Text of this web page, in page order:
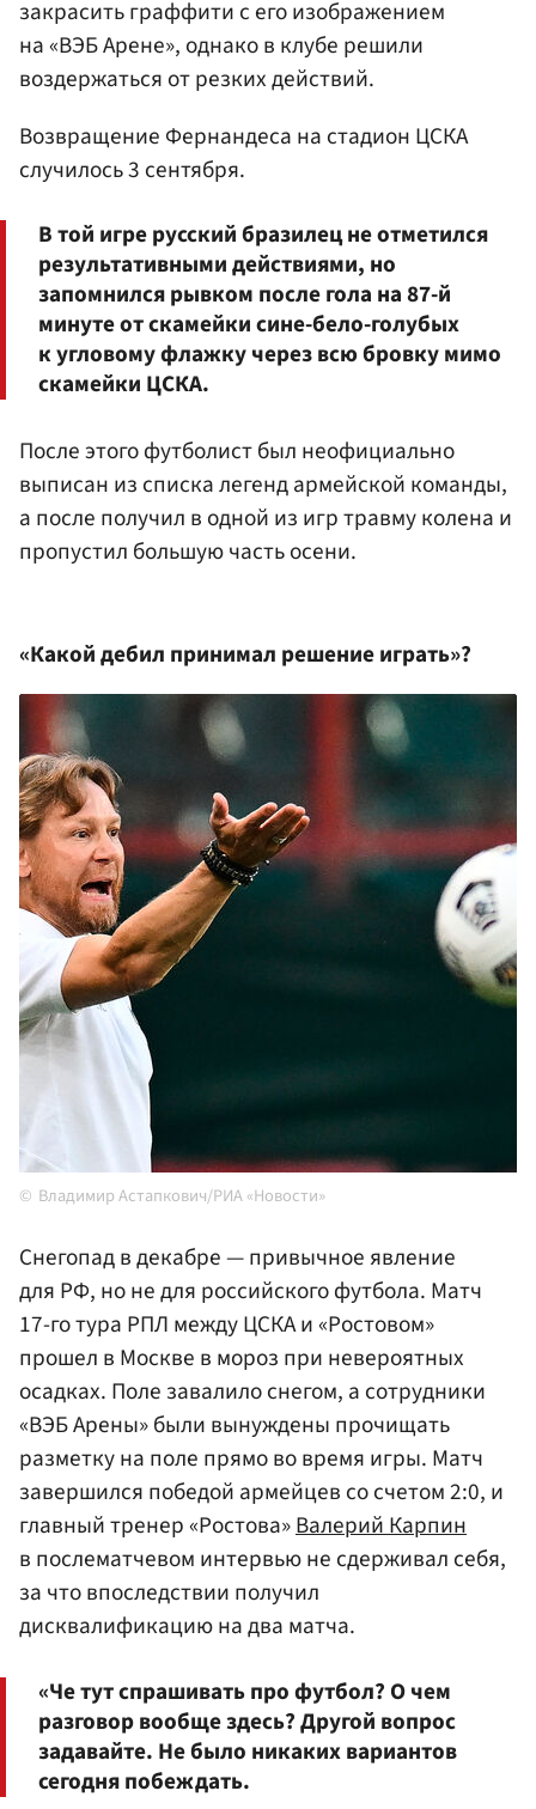
закрасить граффити с его изображением
на «ВЭБ Арене», однако в клубе решили
воздержаться от резких действий.
Возвращение Фернандеса на стадион ЦСКА
случилось 3 сентября.
В той игре русский бразилец не отметился
результативными действиями, но
запомнился рывком после гола на 87-й
минуте от скамейки сине-бело-голубых
к угловому флажку через всю бровку мимо
скамейки ЦСКА.
После этого футболист был неофициально
выписан из списка легенд армейской команды,
а после получил в одной из игр травму колена и
пропустил большую часть осени.
«Какой дебил принимал решение играть»?
Владимир Астапкович/РИА «Новости»
Снегопад в декабре — привычное явление
для РФ, но не для российского футбола. Матч
17-го тура РПЛ между ЦСКА и «Ростовом»
прошел в Москве в мороз при невероятных
осадках. Поле завалило снегом, а сотрудники
«ВЭБ Арены» были вынуждены прочищать
разметку на поле прямо во время игры. Матч
завершился победой армейцев со счетом 2:0, и
главный тренер «Ростова»Валерий Карпин
в послематчевом интервью не сдерживал себя,
за что впоследствии получил
дисквалификацию на два матча.
«Че тут спрашивать про футбол? О чем
разговор вообще здесь? Другой вопрос
задавайте. Не было никаких вариантов
сегодня побеждать.